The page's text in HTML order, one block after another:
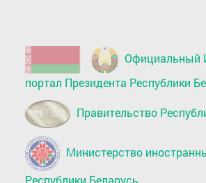
Официальный
портал Президента Республики
Правительство
Министерство
Республики Беларусь